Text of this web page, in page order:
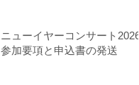
ニューイヤーコンサート2026
参加要項と申込書の発送